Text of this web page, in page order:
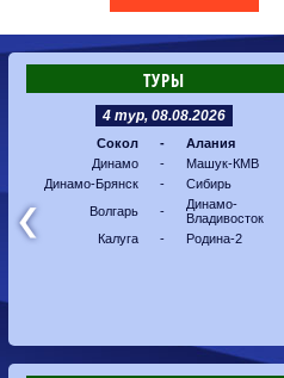
ТУРЫ
4 тур, 08.08.2026
Сокол -
Алания
Динамо
-
Машук-КМВ
Динамо-Брянск
-
Сибирь
Волгарь
-
Динамо-
Владивосток
Калуга
- Родина-2